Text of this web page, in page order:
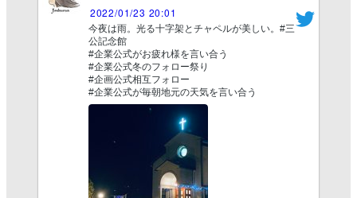
2022/01/23 20:01
今夜は雨。光る十字架とチャペルが美しい。#三
公記念館
#企業公式がお疲れ様を言い合う
#企業公式冬のフォロー祭り
#企画公式相互フォロー
#企業公式が毎朝地元の天気を言い合う